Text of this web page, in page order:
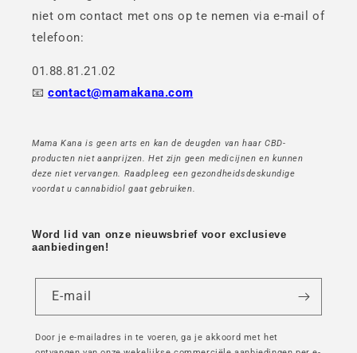
niet om contact met ons op te nemen via e-mail of
telefoon:
01.88.81.21.02
📧contact@mamakana.com
Mama Kana is geen arts en kan de deugden van haar CBD-
producten niet aanprijzen. Het zijn geen medicijnen en kunnen
deze niet vervangen. Raadpleeg een gezondheidsdeskundige
voordat u cannabidiol gaat gebruiken.
Word lid van onze nieuwsbrief voor exclusieve
aanbiedingen!
E-mail
Door je e-mailadres in te voeren, ga je akkoord met het